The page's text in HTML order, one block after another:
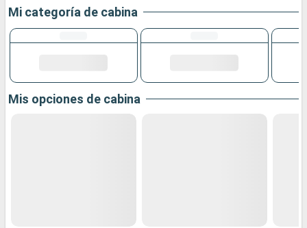
Mi categoría de cabina
Mis opciones de cabina